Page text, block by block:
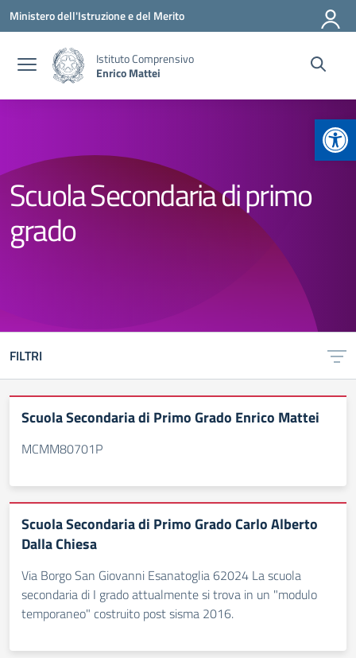
Vai ai contenuti
Vai al menu di navigazione
Vai al footer
Ministero dell'Istruzione e del Merito
Istituto Comprensivo
Enrico Mattei
Scuola Secondaria di primo
grado
FILTRI
Scuola Secondaria di Primo Grado Enrico Mattei
MCMM80701P
Scuola Secondaria di Primo Grado Carlo Alberto
Dalla Chiesa
Via Borgo San Giovanni Esanatoglia 62024 La scuola
secondaria di I grado attualmente si trova in un "modulo
temporaneo" costruito post sisma 2016.